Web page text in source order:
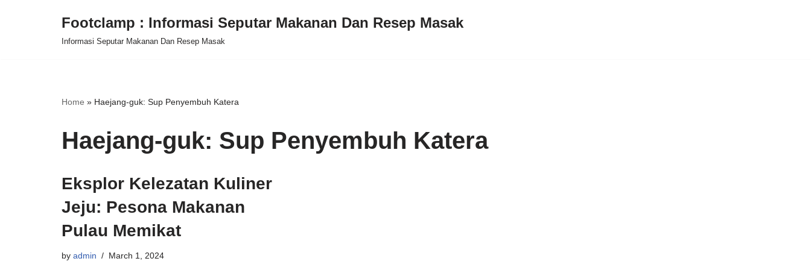
Footclamp : Informasi Seputar Makanan Dan Resep Masak
Informasi Seputar Makanan Dan Resep Masak
Home » Haejang-guk: Sup Penyembuh Katera
Haejang-guk: Sup Penyembuh Katera
Eksplor Kelezatan Kuliner
Jeju: Pesona Makanan
Pulau Memikat
by admin March 1, 2024